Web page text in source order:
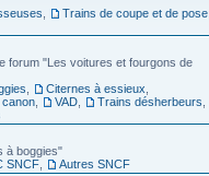
Trains de coupe et de pose
forum "Les voitures et fourgons de
Citernes à essieux
canon VAD Trains désherbeurs
à boggies"
SNCF Autres SNCF